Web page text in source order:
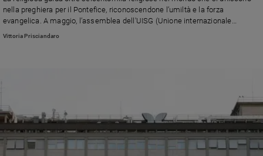
nella preghiera per il Pontefice, riconoscendone l’umiltà e la forza
evangelica. A maggio, l’assemblea dell'UISG (Unione internazionale
superiore generali) affronterà le sfide globali della vita consacrata
Vittoria Prisciandaro